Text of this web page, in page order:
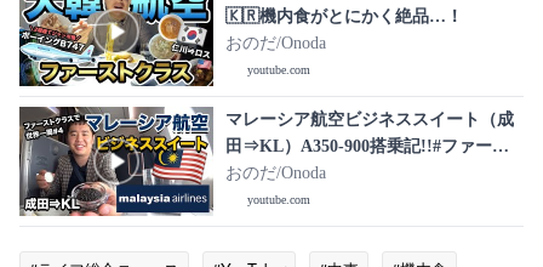
🇰🇷機内食がとにかく絶品…！
おのだ/Onoda
youtube.com
マレーシア航空ビジネススイート（成
田⇒KL）A350-900搭乗記!!#ファース
トクラスで世界一周
おのだ/Onoda
youtube.com